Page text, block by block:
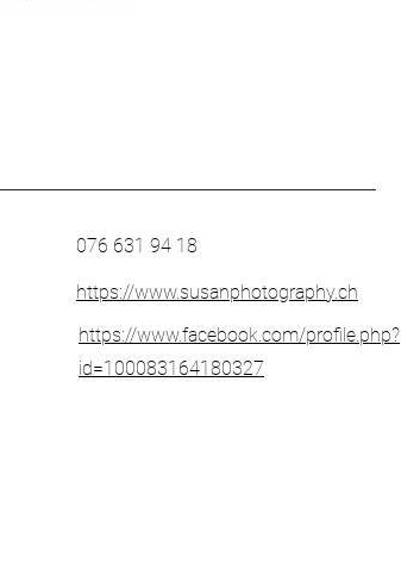
076 631 94 18
https://www.susanphotography.ch
https://www.facebook.com/profile.php?
id=100083164180327